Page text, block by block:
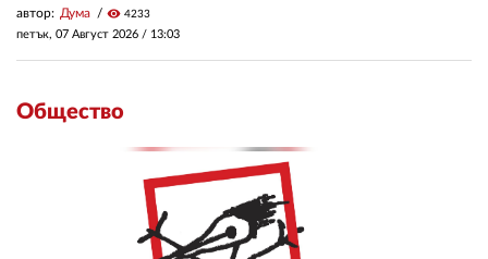
автор: Дума visibility 4233
петък, 07 Август 2026 / 13:03
Общество